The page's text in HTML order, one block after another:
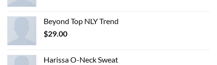
Beyond Top NLY Trend
$29.00
Harissa O-Neck Sweat